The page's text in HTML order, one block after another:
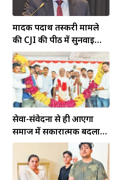
मादक पदार्थ तस्करी मामले
की CJI की पीठ में सुनवाई
आज
सेवा-संवेदना से ही आएगा
समाज में सकारात्मक बदलाव:
बिरला